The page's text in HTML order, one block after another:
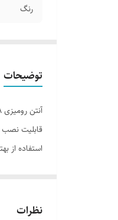
رنگ
توضیحات
استفاده از
نظرات